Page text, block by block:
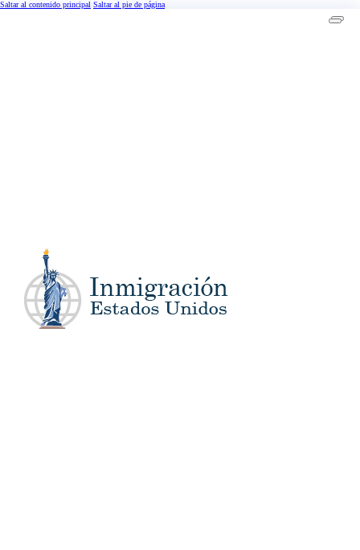
Saltar al contenido principal Saltar al pie de página